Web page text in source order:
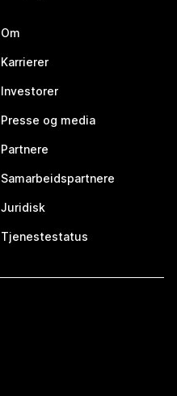
Om
Karrierer
Investorer
Presse og media
Partnere
Samarbeidspartnere
Juridisk
Tjenestestatus